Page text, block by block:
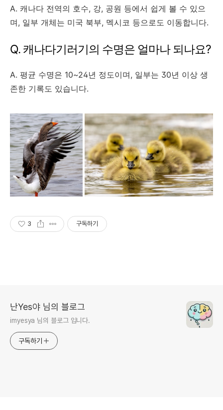
A. 캐나다 전역의 호수, 강, 공원 등에서 쉽게 볼 수 있으
며, 일부 개체는 미국 북부, 멕시코 등으로도 이동합니다.
Q. 캐나다기러기의 수명은 얼마나 되나요?
A. 평균 수명은 10~24년 정도이며, 일부는 30년 이상 생
존한 기록도 있습니다.
3 구독하기
난Yes야 님의 블로그
imyesya 님의 블로그 입니다.
구독하기